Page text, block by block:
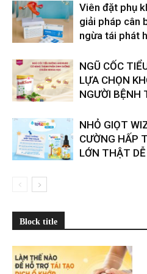
Viên đặt phụ
giải pháp cân
ngừa tái phát
​​NGŨ CỐC
LỰA CHỌN
NGƯỜI BỆNH
NHỎ GIỌT
CƯỜNG HẤP
LỚN THẬT
Block title